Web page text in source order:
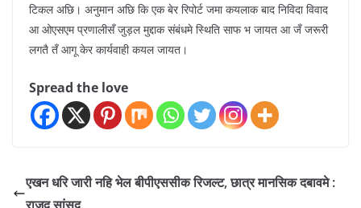
टिकल अछि। अनुमान अछि कि एक बेर रिपोर्ट जमा कयलाक बाद निविदा विवाद
आ ओएसएम प्रणालीसँ जुड़ल मुद्दाक संबंधमे स्थिति साफ भ जायत आ जँ जरूरी
लगतै तँ आगू केर कार्यवाही कयल जायत।
Spread the love
एखन धरि जारी नहि भेल बीपीएससीक रिजल्ट, छात्र मानसिक दबावमे :